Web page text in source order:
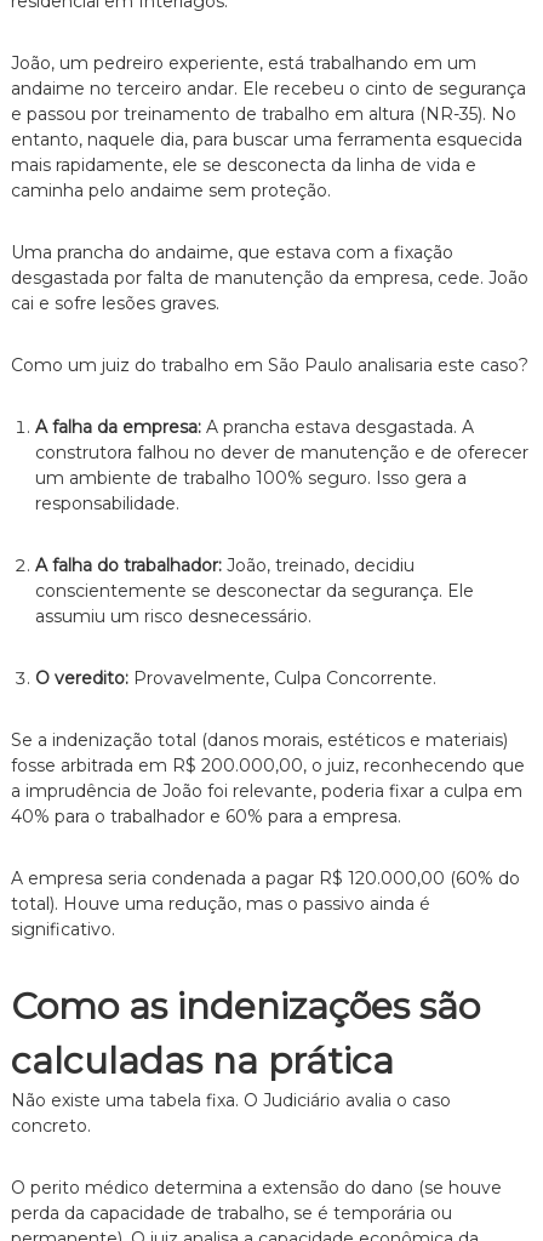
João,um pedreiro experiente,está trabalhando em um
andaime no terceiro andar. Ele recebeu o cinto de segurança
e passou por treinamento de trabalho em altura (NR-35). No
entanto,naquele dia,para buscar uma ferramenta esquecida
mais rapidamente,ele se desconecta da linha de vida e
caminha pelo andaime sem proteção.
Uma prancha do andaime,que estava com a fixação
desgastada por falta de manutenção da empresa,cede. João
cai e sofre lesões graves.
Como um juiz do trabalho em São Paulo analisaria este caso?
A falha da empresa:A prancha estava desgastada. A
construtora falhou no dever de manutenção e de oferecer
um ambiente de trabalho 100% seguro. Isso gera a
responsabilidade.
A falha do trabalhador:João,treinado,decidiu
conscientemente se desconectar da segurança. Ele
assumiu um risco desnecessário.
O veredito:Provavelmente,Culpa Concorrente.
Se a indenização total (danos morais,estéticos e materiais)
fosse arbitrada em R$ 200.000,00,o juiz,reconhecendo que
a imprudência de João foi relevante,poderia fixar a culpa em
40% para o trabalhador e 60% para a empresa.
A empresa seria condenada a pagar R$ 120.000,00 (60% do
total). Houve uma redução,mas o passivo ainda é
significativo.
Como as indenizações são
calculadas na prática
Não existe uma tabela fixa. O Judiciário avalia o caso
concreto.
O perito médico determina a extensão do dano (se houve
perda da capacidade de trabalho,se é temporária ou